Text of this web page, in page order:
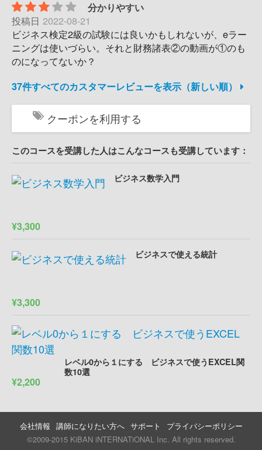
分かりやすい
投稿日 2022-08-21
ビジネス検定2級の試験には良いかもしれないが、eラー
ニングは使いづらい。それと財務諸表②の動画が①のも
のになってないか？
37件すべてのカスタマーレビューを表示（新しい順）
クーポンを利用する
このコースを受講した人はこんなコースも受講しています：
ビジネス数学入門
¥3,300
ビジネスで使える統計
¥3,300
レベル0から１にする ビジネスで使うEXCEL関
数10選
¥2,200
会社情報 講師になりたい方へ サポート
プライバシーポリシー
©2009-2015 KiBAN iNTERNATiONAL Inc. All rights reserved.